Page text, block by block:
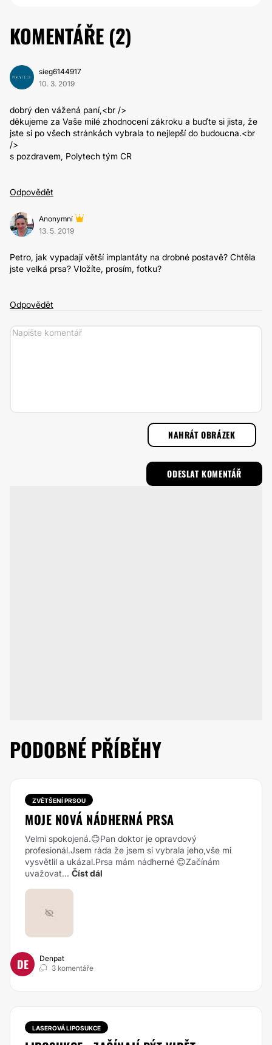
KOMENTÁŘE (2)
sieg6144917
10. 3. 2019
dobrý den vážená paní,<br />
děkujeme za Vaše milé zhodnocení zákroku a buďte si jista, že
jste si po všech stránkách vybrala to nejlepší do budoucna.<br
/>
s pozdravem, Polytech tým CR
Odpovědět
Anonymní
13. 5. 2019
Petro, jak vypadají větší implantáty na drobné postavě? Chtěla
jste velká prsa? Vložíte, prosím, fotku?
Odpovědět
NAHRÁT OBRÁZEK
PODOBNÉ PŘÍBĚHY
ZVĚTŠENÍ PRSOU
MOJE NOVÁ NÁDHERNÁ PRSA
Velmi spokojená.😊Pan doktor je opravdový
profesionál.Jsem ráda že jsem si vybrala jeho,vše mi
vysvětlil a ukázal.Prsa mám nádherné 😊Začínám
uvažovat... Číst dál
DE
Denpat
3 komentáře
LASEROVÁ LIPOSUKCE